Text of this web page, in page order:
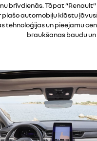
brīvdienās. Tāpat
plašo automobiļu klāstu
tehnoloģijas un pieejamu
braukšanas baudu